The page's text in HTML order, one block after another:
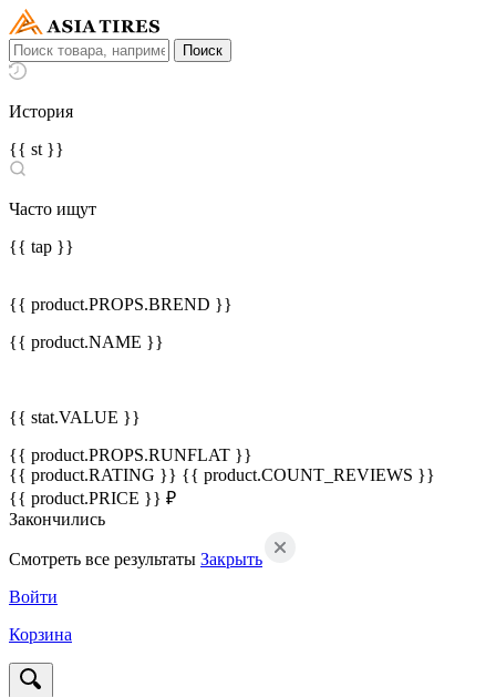
История
{{ st }}
Часто ищут
{{ tap }}
{{ product.PROPS.BREND }}
{{ product.NAME }}
{{ stat.VALUE }}
{{ product.PROPS.RUNFLAT }}
{{ product.RATING }} {{ product.COUNT_REVIEWS }}
{{ product.PRICE }} ₽
Закончились
Смотреть все результаты Закрыть
Войти
Корзина